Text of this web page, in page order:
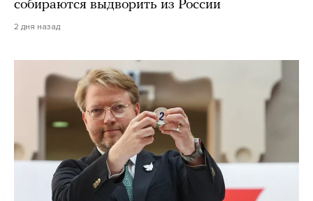
собираются выдворить из России
2 дня назад